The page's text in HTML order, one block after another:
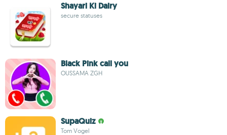
Shayari Ki Dairy
secure statuses
Black Pink call you
OUSSAMA ZGH
SupaQuiz
Tom Vogel